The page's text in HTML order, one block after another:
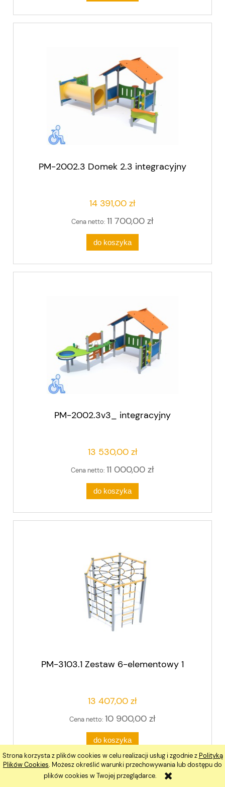
Strona korzysta z plików cookies w celu realizacji usług i zgodnie z Polityką
Plików Cookies. Możesz określić warunki przechowywania lub dostępu do
plików cookies w Twojej przeglądarce.
PM-2002.3 Domek 2.3 integracyjny
14 391,00 zł
Cena netto: 11 700,00 zł
do koszyka
PM-2002.3v3_ integracyjny
13 530,00 zł
Cena netto: 11 000,00 zł
do koszyka
PM-3103.1 Zestaw 6-elementowy 1
13 407,00 zł
Cena netto: 10 900,00 zł
do koszyka